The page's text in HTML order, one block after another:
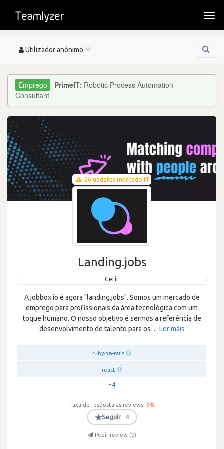
Toggle
Utilizador anónimo
PrimeIT: Robotic Process Automation
Consultant
26 updates mercado IT
Landing.jobs
Gerir
A jobbox.io é agora "landing.jobs". Somos um mercado de
emprego para profissionais da área tecnológica com um
toque humano. O nosso objetivo é sermos a referência de
desenvolvimento de talento para os… Ler mais
ruby-on-rails
react
+4
Taxa de resposta às reviews: 0%
★Seguir 4
Pedir review (0)